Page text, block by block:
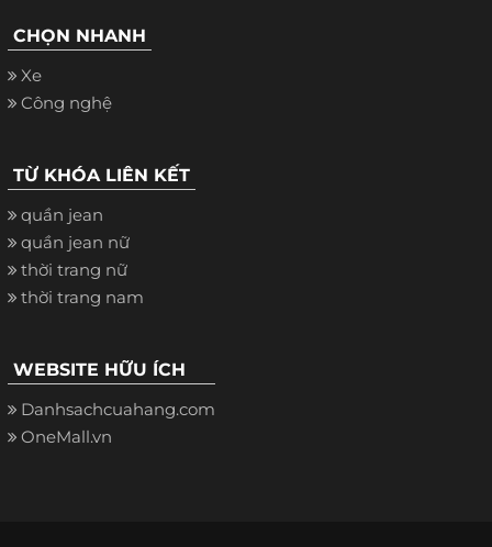
CHỌN NHANH
Xe
Công nghệ
TỪ KHÓA LIÊN KẾT
quần jean
quần jean nữ
thời trang nữ
thời trang nam
WEBSITE HỮU ÍCH
Danhsachcuahang.com
OneMall.vn